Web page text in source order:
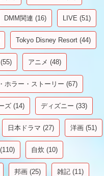
DMM関連 (16) LIVE (51)
Tokyo Disney Resort(44)
アニメ (48)
ホラー・ストーリー (67)
ズ(14) ディズニー (33)
日本ドラマ (27) 洋画(51)
(110) 自炊 (10)
邦画(25) 雑記(11)